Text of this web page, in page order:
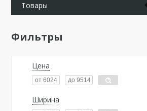
Товары
Фильтры
Цена
Ширина